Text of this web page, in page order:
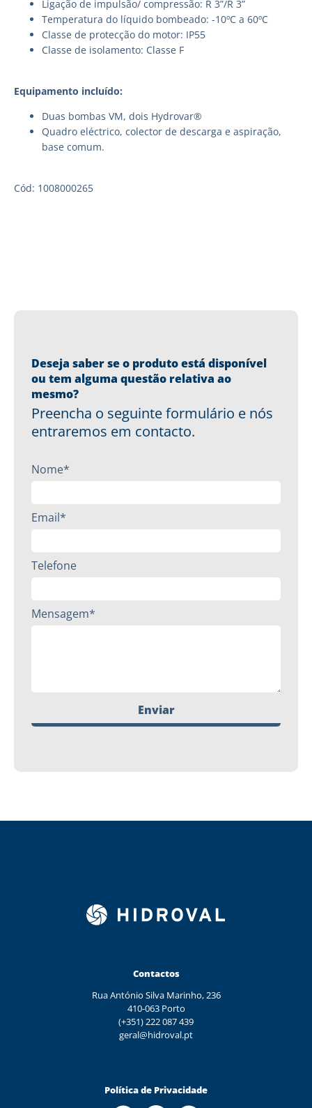
Ligação de impulsão/ compressão: R 3”/R 3”
Temperatura do líquido bombeado: -10ºC a 60ºC
Classe de protecção do motor: IP55
Classe de isolamento: Classe F
Equipamento incluído:
Duas bombas VM, dois Hydrovar®
Quadro eléctrico, colector de descarga e aspiração,
base comum.
Cód: 1008000265
Deseja saber se o produto está disponível
ou tem alguma questão relativa ao
mesmo?
Preencha o seguinte formulário e nós
entraremos em contacto.
Nome*
Email*
Telefone
Mensagem*
Enviar
Contactos
Rua António Silva Marinho, 236
410-063 Porto
(+351) 222 087 439
geral@hidroval.pt
Política de Privacidade